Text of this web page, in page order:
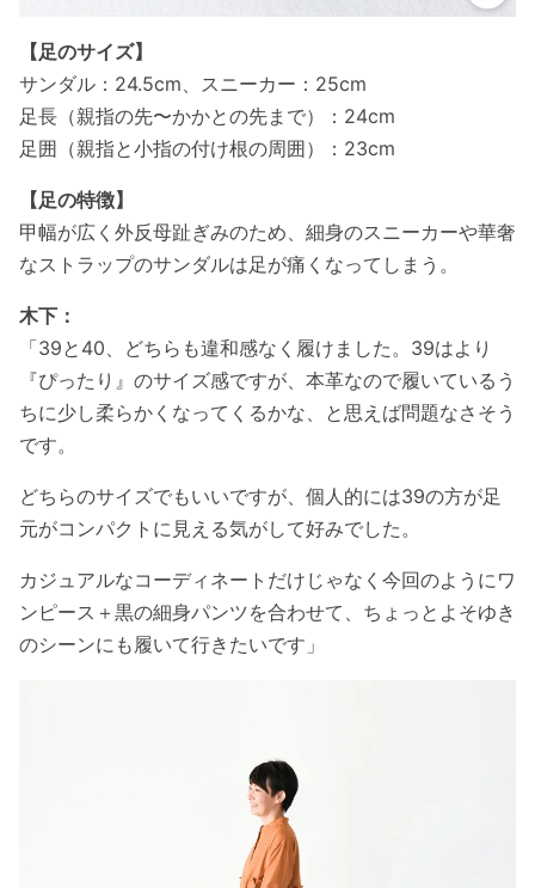
【足のサイズ】
サンダル：24.5cm、スニーカー：25cm
足長（親指の先〜かかとの先まで）：24cm
足囲（親指と小指の付け根の周囲）：23cm
【足の特徴】
甲幅が広く外反母趾ぎみのため、細身のスニーカーや華奢
なストラップのサンダルは足が痛くなってしまう。
木下：
「39と40、どちらも違和感なく履けました。39はより
『ぴったり』のサイズ感ですが、本革なので履いているう
ちに少し柔らかくなってくるかな、と思えば問題なさそう
です。
どちらのサイズでもいいですが、個人的には39の方が足
元がコンパクトに見える気がして好みでした。
カジュアルなコーディネートだけじゃなく今回のようにワ
ンピース＋黒の細身パンツを合わせて、ちょっとよそゆき
のシーンにも履いて行きたいです」